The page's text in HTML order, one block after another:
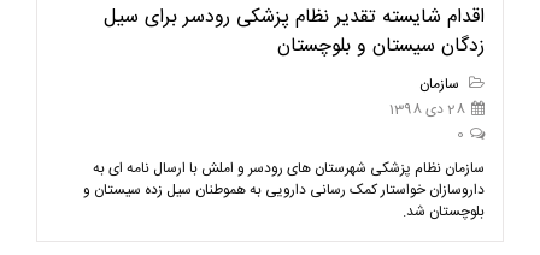
اقدام شایسته تقدیر نظام پزشکی رودسر برای سیل
زدگان سیستان و بلوچستان
سازمان
28 دی 1398
0
سازمان نظام پزشکی شهرستان های رودسر و املش با ارسال نامه ای به
داروسازان خواستار کمک رسانی دارویی به هموطنان سیل زده سیستان و
بلوچستان شد.